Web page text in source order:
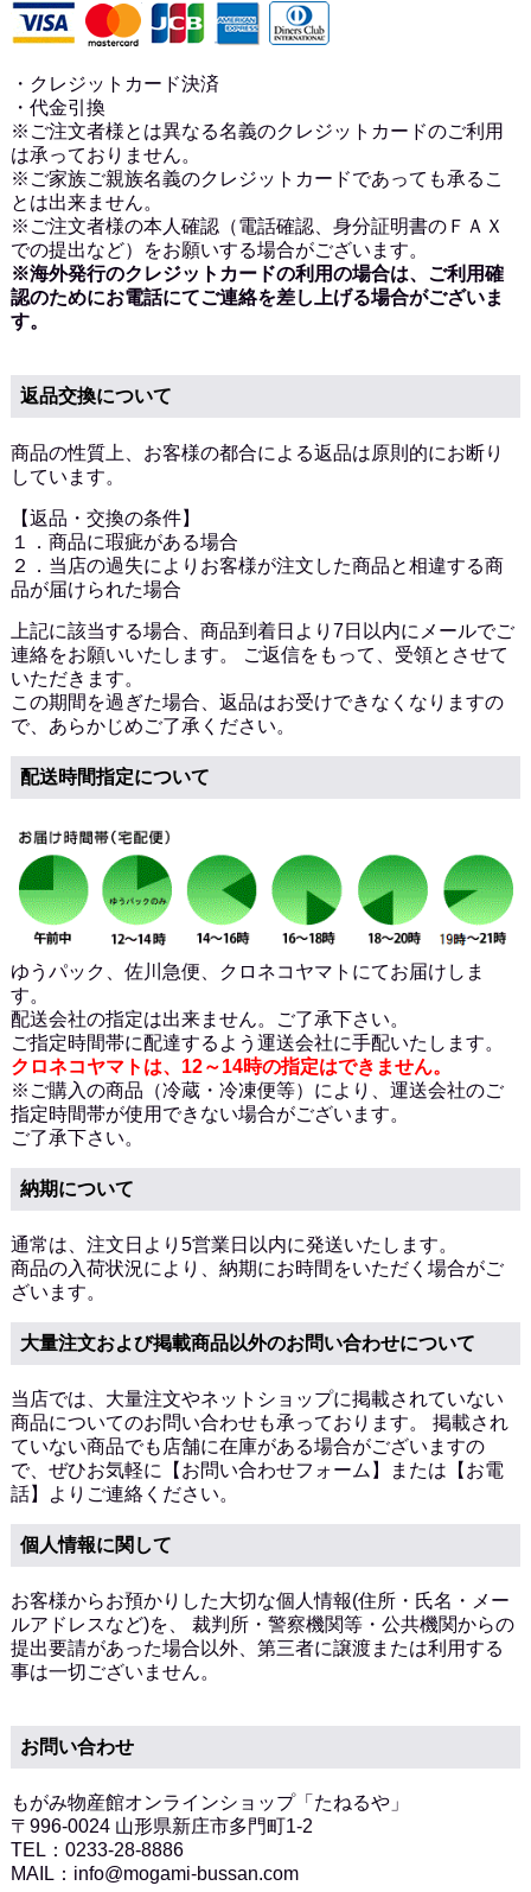
・クレジットカード決済
・代金引換
※ご注文者様とは異なる名義のクレジットカードのご利用
は承っておりません。
※ご家族ご親族名義のクレジットカードであっても承るこ
とは出来ません。
※ご注文者様の本人確認（電話確認、身分証明書のＦＡＸ
での提出など）をお願いする場合がございます。
※海外発行のクレジットカードの利用の場合は、ご利用確
認のためにお電話にてご連絡を差し上げる場合がございま
す。
返品交換について
商品の性質上、お客様の都合による返品は原則的にお断り
しています。
【返品・交換の条件】
１．商品に瑕疵がある場合
２．当店の過失によりお客様が注文した商品と相違する商
品が届けられた場合
上記に該当する場合、商品到着日より7日以内にメールでご
連絡をお願いいたします。 ご返信をもって、受領とさせて
いただきます。
この期間を過ぎた場合、返品はお受けできなくなりますの
で、あらかじめご了承ください。
配送時間指定について
ゆうパック、佐川急便、クロネコヤマトにてお届けしま
す。
配送会社の指定は出来ません。ご了承下さい。
ご指定時間帯に配達するよう運送会社に手配いたします。
クロネコヤマトは、12～14時の指定はできません。
※ご購入の商品（冷蔵・冷凍便等）により、運送会社のご
指定時間帯が使用できない場合がございます。
ご了承下さい。
納期について
通常は、注文日より5営業日以内に発送いたします。
商品の入荷状況により、納期にお時間をいただく場合がご
ざいます。
大量注文および掲載商品以外のお問い合わせについて
当店では、大量注文やネットショップに掲載されていない
商品についてのお問い合わせも承っております。 掲載され
ていない商品でも店舗に在庫がある場合がございますの
で、ぜひお気軽に
【お問い合わせフォーム】 または 【お電
話】
よりご連絡ください。
個人情報に関して
お客様からお預かりした大切な個人情報(住所・氏名・メー
ルアドレスなど)を、 裁判所・警察機関等・公共機関からの
提出要請があった場合以外、第三者に譲渡または利用する
事は一切ございません。
お問い合わせ
もがみ物産館オンラインショップ「たねるや」
〒996-0024 山形県新庄市多門町1-2
TEL：0233-28-8886
MAIL：info@mogami-bussan.com